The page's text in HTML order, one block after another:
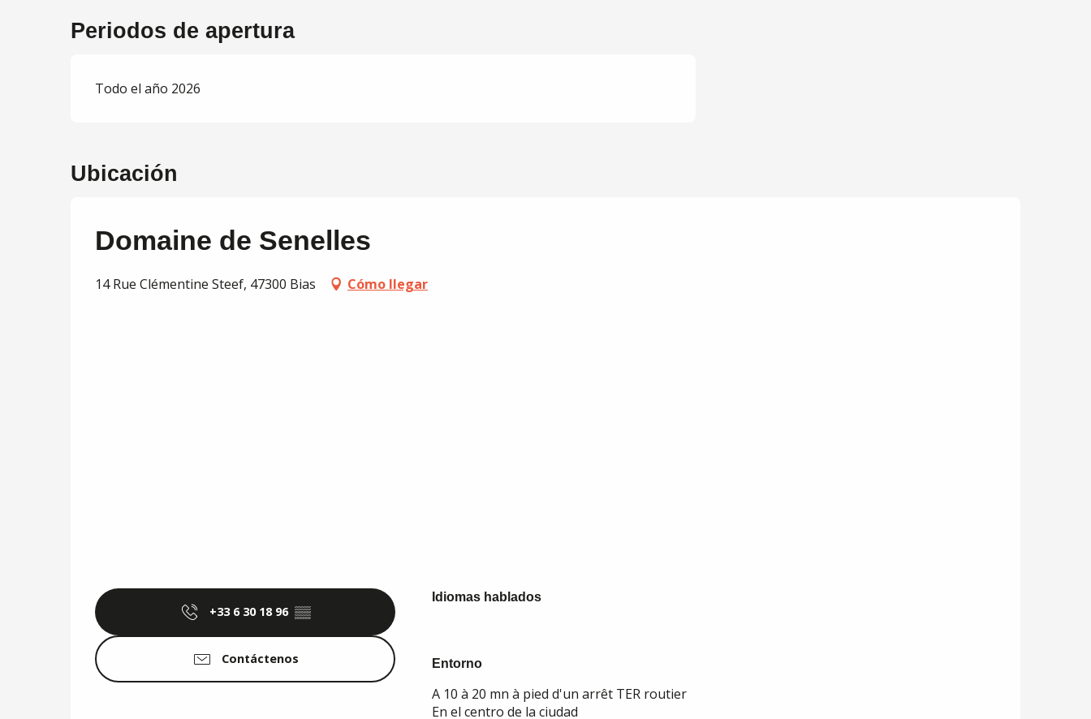
Periodos de apertura
Todo el año 2026
Ubicación
Domaine de Senelles
14 Rue Clémentine Steef, 47300 Bias Cómo llegar
+33 6 30 18 96 ▒▒
Contáctenos
Idiomas hablados
Idiomas hablados
Entorno
Entorno
A 10 à 20 mn à pied d'un arrêt TER routier
En el centro de la ciudad